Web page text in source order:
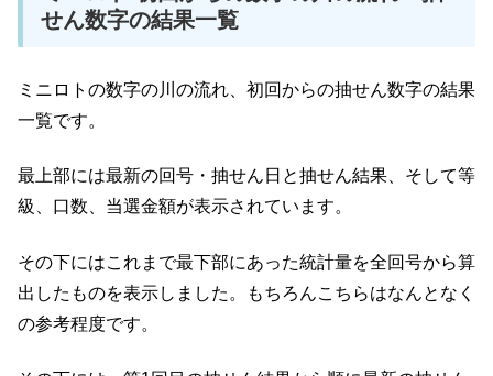
せん数字の結果一覧
ミニロトの数字の川の流れ、初回からの抽せん数字の結果
一覧です。
最上部には最新の回号・抽せん日と抽せん結果、そして等
級、口数、当選金額が表示されています。
その下にはこれまで最下部にあった統計量を全回号から算
出したものを表示しました。もちろんこちらはなんとなく
の参考程度です。